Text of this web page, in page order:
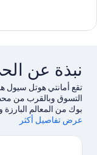
غرفة
نبذة عن
تقع أمانتي هوتل
التسوق وبالقرب من
بوك من المعالم
متنزه يوويدو هانجانج
للزيارة.
عرض تفاصيل أكثر